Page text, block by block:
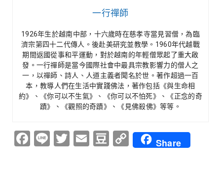
一行禪師
1926年生於越南中部，十六歲時在慈孝寺當見習僧，為臨
濟宗第四十二代傳人。後赴美研究並教學。1960年代越戰
期間返國從事和平運動，對於越南的年輕僧眾起了重大啟
發。一行禪師是當今國際社會中最具宗教影響力的僧人之
一，以禪師、詩人、人道主義者聞名於世。著作超過一百
本，教導人們在生活中實踐佛法，著作包括《與生命相
約》、《你可以不生氣》、《你可以不怕死》、《正念的奇
蹟》、《觀照的奇蹟》、《見佛殺佛》等等。
Facebook
LineTwitter
EmailDouban
Copy
Link
Share